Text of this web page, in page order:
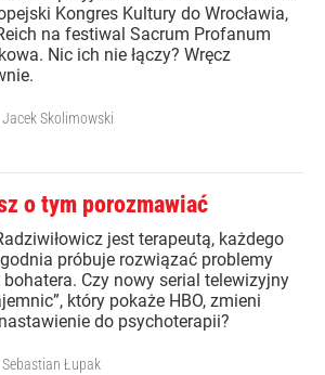
Kongres Kultury do Wrocławia,
na festiwal Sacrum Profanum
Nic ich nie łączy? Wręcz
Jacek Skolimowski
o tym porozmawiać
jest terapeutą, każdego
próbuje rozwiązać problemy
bohatera. Czy nowy serial telewizyjny
który pokaże HBO, zmieni
do psychoterapii?
Sebastian Łupak